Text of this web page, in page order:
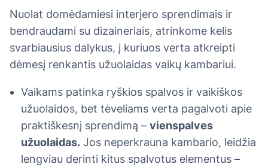
Nuolat domėdamiesi interjero sprendimais ir
bendraudami su dizaineriais, atrinkome kelis
svarbiausius dalykus, į kuriuos verta atkreipti
dėmesį renkantis užuolaidas vaikų kambariui.
Vaikams patinka ryškios spalvos ir vaikiškos
užuolaidos, bet tėveliams verta pagalvoti apie
praktiškesnį sprendimą – vienspalves
užuolaidas. Jos neperkrauna kambario, leidžia
lengviau derinti kitus spalvotus elementus –